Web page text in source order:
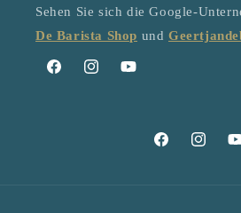
Sehen Sie sich die Google-
De Barista Shop und
FacebookInstagramYouTube
Facebook